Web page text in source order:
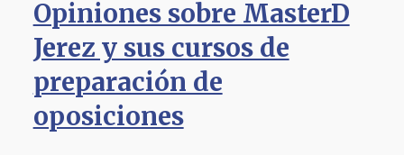
Opiniones sobre MasterD
Jerez y sus cursos de
preparación de
oposiciones